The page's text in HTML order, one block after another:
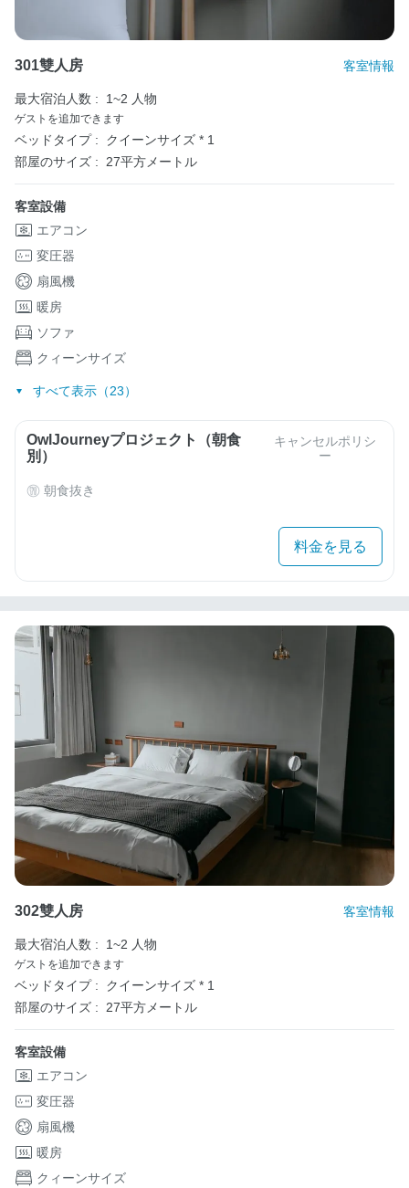
301雙人房 客室情報
最大宿泊人数 : 1~2 人物
ゲストを追加できます
ベッドタイプ :
クイーンサイズ * 1
部屋のサイズ :
27平方メートル
客室設備
エアコン
変圧器
扇風機
暖房
ソファ
クィーンサイズ
すべて表示（23）
OwlJourneyプロジェクト（朝食
別）
キャンセルポリシ
ー
朝食抜き
料金を見る
302雙人房 客室情報
最大宿泊人数 : 1~2 人物
ゲストを追加できます
ベッドタイプ :
クイーンサイズ * 1
部屋のサイズ : 27平方メートル
客室設備
エアコン
変圧器
扇風機
暖房
クィーンサイズ